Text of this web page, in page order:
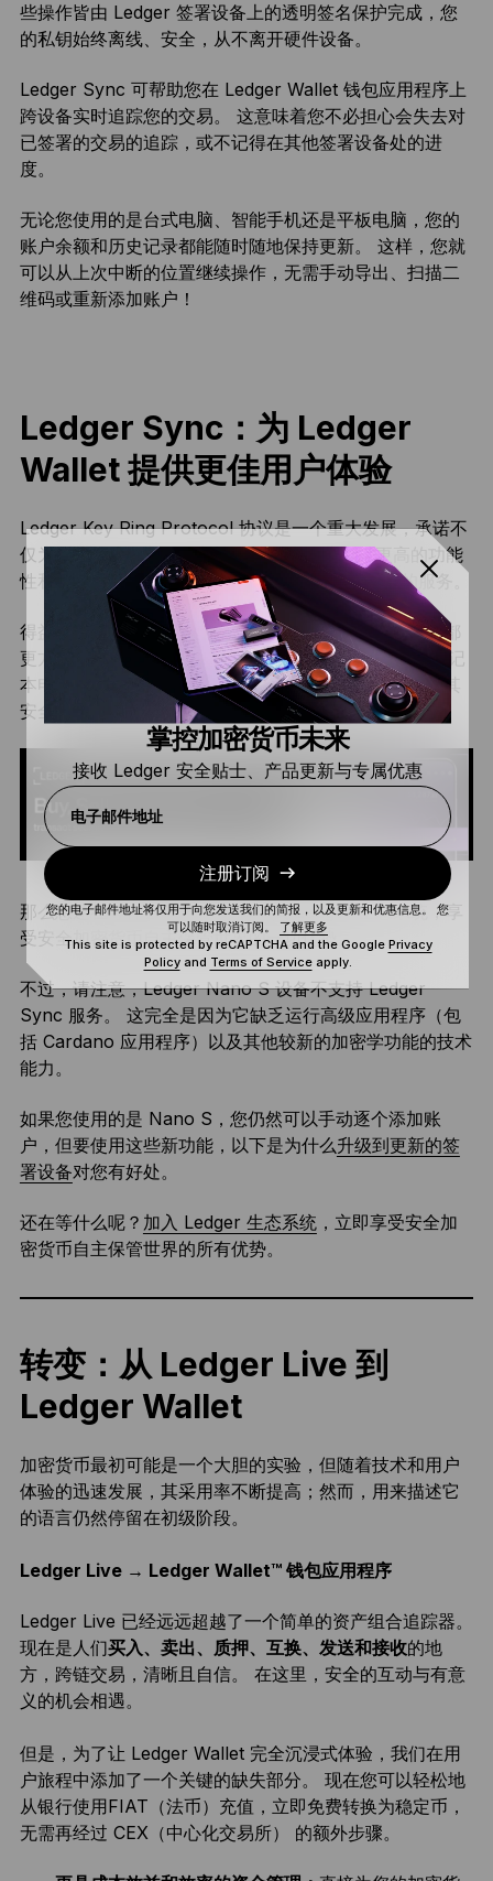
些操作皆由 Ledger 签署设备上的透明签名保护完成，您
的私钥始终离线、安全，从不离开硬件设备。
Ledger Sync 可帮助您在 Ledger Wallet 钱包应用程序上
跨设备实时追踪您的交易。 这意味着您不必担心会失去对
已签署的交易的追踪，或不记得在其他签署设备处的进
度。
无论您使用的是台式电脑、智能手机还是平板电脑，您的
账户余额和历史记录都能随时随地保持更新。 这样，您就
可以从上次中断的位置继续操作，无需手动导出、扫描二
维码或重新添加账户！
Ledger Sync：为 Ledger
Wallet 提供更佳用户体验
Ledger Key Ring Protocol 协议是一个重大发展，承诺不
仅为 Ledger 用户，更为全体 Web3 用户提供更高的功能
性和易用性。 Ledger Sync 只是第一个得益于此的服务。
得益于 Ledger Sync， Ledger Wallet 比以往任何时候都
更方便。 无论您使用哪种设备，无论是智能手机还是笔记
本电脑，您的 Ledger Wallet 都会显示相同的信息，使其
安全、高效且易于使用，同时不会损害您的隐私。
那么您还在等什么呢？ 今天就加入 Ledger 生态系统，享
受安全加密货币自主保管世界的一切优势。
不过，请注意，Ledger Nano S 设备不支持 Ledger
Sync 服务。 这完全是因为它缺乏运行高级应用程序（包
括 Cardano 应用程序）以及其他较新的加密学功能的技术
能力。
如果您使用的是 Nano S，您仍然可以手动逐个添加账
户，但要使用这些新功能，以下是为什么升级到更新的签
署设备对您有好处。
还在等什么呢？ 加入 Ledger 生态系统，立即享受安全加
密货币自主保管世界的所有优势。
转变：从 Ledger Live 到
Ledger Wallet
加密货币最初可能是一个大胆的实验，但随着技术和用户
体验的迅速发展，其采用率不断提高；然而，用来描述它
的语言仍然停留在初级阶段。
Ledger Live → Ledger Wallet™ 钱包应用程序
Ledger Live 已经远远超越了一个简单的资产组合追踪器。
现在是人们买入、卖出、质押、互换、发送和接收的地
方，跨链交易，清晰且自信。 在这里，安全的互动与有意
义的机会相遇。
但是，为了让 Ledger Wallet 完全沉浸式体验，我们在用
户旅程中添加了一个关键的缺失部分。 现在您可以轻松地
从银行使用FIAT（法币）充值，立即免费转换为稳定币，
无需再经过 CEX（中心化交易所） 的额外步骤。
掌控加密货币未来
接收 Ledger 安全贴士、产品更新与专属优惠
电子邮件地址
注册订阅
您的电子邮件地址将仅用于向您发送我们的简报，以及更新和优惠信息。 您
可以随时取消订阅。 了解更多
This site is protected by reCAPTCHA and the Google Privacy
Policyand Terms of Serviceapply.